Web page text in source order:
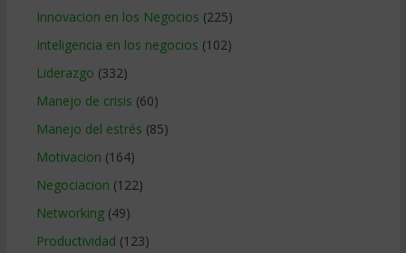
Innovacion en los Negocios (225)
Inteligencia en los negocios (102)
Liderazgo (332)
Manejo de crisis (60)
Manejo del estrés (85)
Motivacion (164)
Negociacion (122)
Networking(49)
Productividad (123)